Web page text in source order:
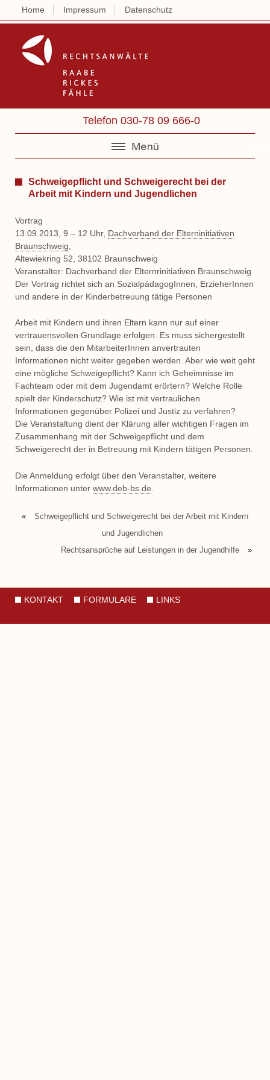
Home Impressum Datenschutz
Telefon 030-78 09 666-0
Schweigepflicht und Schweigerecht bei der
Arbeit mit Kindern und Jugendlichen
Vortrag
13.09.2013, 9 – 12 Uhr, Dachverband der Elterninitiativen
Braunschweig
Altewiekring 52, 38102 Braunschweig
Veranstalter: Dachverband der Elternrinitiativen Braunschweig
Der Vortrag richtet sich an SozialpädagogInnen, ErzieherInnen
und andere in der Kinderbetreuung tätige Personen
Arbeit mit Kindern und ihren Eltern kann nur auf einer
vertrauensvollen Grundlage erfolgen. Es muss sichergestellt
sein, dass die den MitarbeiterInnen anvertrauten
Informationen nicht weiter gegeben werden. Aber wie weit geht
eine mögliche Schweigepflicht? Kann ich Geheimnisse im
Fachteam oder mit dem Jugendamt erörtern? Welche Rolle
spielt der Kinderschutz? Wie ist mit vertraulichen
Informationen gegenüber Polizei und Justiz zu verfahren?
Die Veranstaltung dient der Klärung aller wichtigen Fragen im
Zusammenhang mit der Schweigepflicht und dem
Schweigerecht der in Betreuung mit Kindern tätigen Personen.
Die Anmeldung erfolgt über den Veranstalter, weitere
Informationen unter www.deb-bs.de
«
Schweigepflicht und Schweigerecht bei der Arbeit mit Kindern
und Jugendlichen
Rechtsansprüche auf Leistungen in der Jugendhilfe
»
KONTAKT FORMULARE LINKS